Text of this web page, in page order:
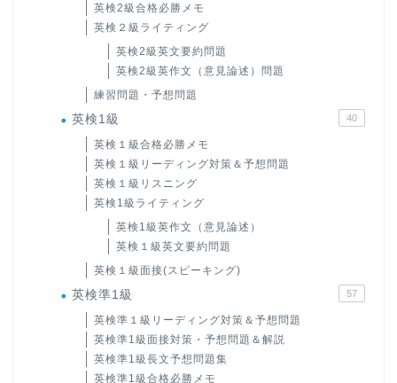
英検2級合格必勝メモ
英検２級ライティング
英検2級英文要約問題
英検2級英作文（意見論述）問題
練習問題・予想問題
英検1級 40
英検１級合格必勝メモ
英検１級リーディング対策＆予想問題
英検１級リスニング
英検1級ライティング
英検1級英作文（意見論述）
英検１級英文要約問題
英検１級面接(スピーキング)
英検準1級 57
英検準１級リーディング対策＆予想問題
英検準1級面接対策・予想問題＆解説
英検準1級長文予想問題集
英検準1級合格必勝メモ